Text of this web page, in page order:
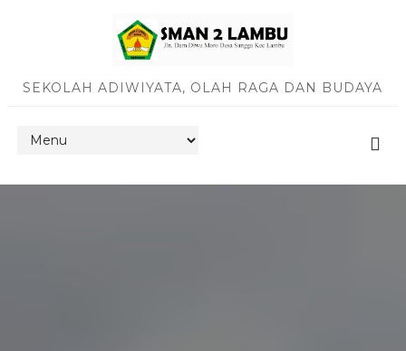
SEKOLAH ADIWIYATA, OLAH RAGA DAN BUDAYA